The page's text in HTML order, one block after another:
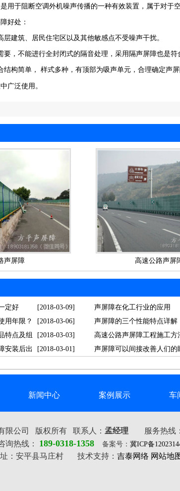
用于阻断空调外机噪声传播的一种有效装置，属于对于
好处：
层建筑、居民住宅区以及其他敏感点不受噪声干扰。
要，不能进行全封闭式的隔音处理，采用隔声屏障也是符
结构简单， 样式多种，有顶部为吸声单元，合理确定声
广泛使用。
声屏障 高速公路声屏
[2018-03-09]
定好 声屏障在化工行业的应用
[2018-03-06]
用年限？ 声屏障的三个性能特点详解
[2018-03-03]
特点及组
高速公路声屏障工程施工方
[2018-03-01]
安装后出
声屏障可以间接改善人们的
新闻中心 案例展示 车
限公司 版权所有 联系人： 孟经理
服务热线
询热线： 189-0318-1358备案号： 冀ICP备
：安平县马庄村 技术支持： 吉泰网络 网站地